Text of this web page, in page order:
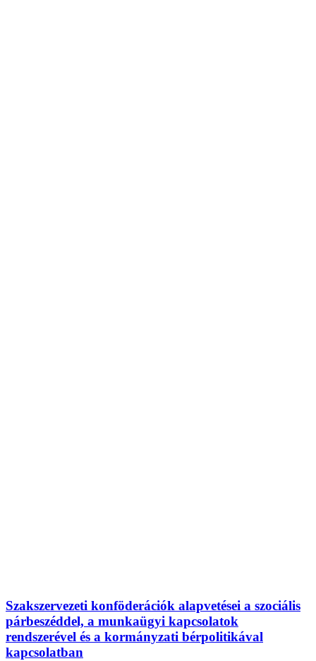
Szakszervezeti konföderációk alapvetései a szociális
párbeszéddel, a munkaügyi kapcsolatok
rendszerével és a kormányzati bérpolitikával
kapcsolatban